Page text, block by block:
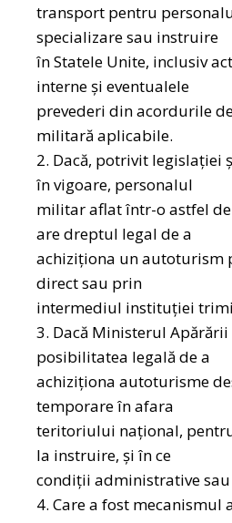
transport pentru
specializare sau instruire
în Statele Unite, inclusiv
interne și eventualele
prevederi din acordurile
militară aplicabile.
2. Dacă, potrivit legislației
în vigoare, personalul
militar aflat într-o astfel
are dreptul legal de a
achiziționa un autoturism
direct sau prin
intermediul instituției
3. Dacă Ministerul
posibilitatea legală de a
achiziționa autoturisme
temporare în afara
teritoriului național,
la instruire, și în ce
condiții administrative
4. Care a fost